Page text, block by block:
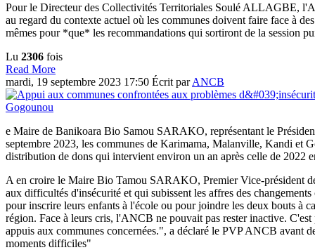
Pour le Directeur des Collectivités Territoriales Soulé ALLAGBE,
au regard du contexte actuel où les communes doivent faire face à
mêmes pour *que* les recommandations qui sortiront de la session
Lu 2306 fois
Read More
mardi, 19 septembre 2023 17:50 Écrit parANCB
e Maire de Banikoara Bio Samou SARAKO, représentant le
septembre 2023, les communes de Karimama, Malanville, Kandi et
distribution de dons qui intervient environ un an après celle de 2022
A en croire le Maire Bio Tamou SARAKO, Premier Vice-président
aux difficultés d'insécurité et qui subissent les affres des
pour inscrire leurs enfants à l'école ou pour joindre les deux bouts à
région. Face à leurs cris, l'ANCB ne pouvait pas rester inactive.
appuis aux communes concernées.", a déclaré le PVP ANCB avant
moments difficiles"